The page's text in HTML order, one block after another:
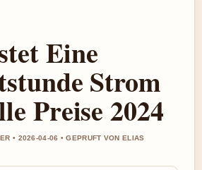
Eine
Strom
Preise 2024
• 2026-04-06 • GEPRUFT VON ELIAS